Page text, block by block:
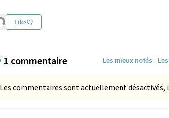
Like
1 commentaire Les mieux notés
Les commentaires sont actuellement désactivés,